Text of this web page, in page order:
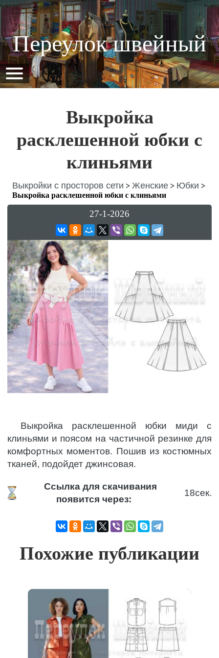
Переулок швейный
Выкройка
расклешенной юбки с
клиньями
Выкройки с просторов сети > Женские > Юбки >
Выкройка расклешенной юбки с клиньями
27-1-2026
Выкройка расклешенной юбки миди с
клиньями и поясом на частичной резинке для
комфортных моментов. Пошив из костюмных
тканей, подойдет джинсовая.
Ссылка для скачивания
появится через:
17сек.
Похожие публикации